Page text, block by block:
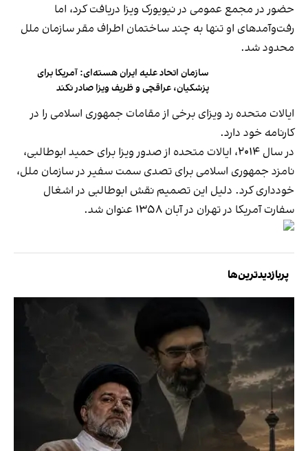
حضور در مجمع عمومی در نیویورک ویزا دریافت کرد، اما
رفت‌وآمدهای او تنها به چند ساختمان اطراف مقر سازمان ملل
محدود شد.
سازمان اتحاد علیه ایران هسته‌ای: آمریکا برای
پزشکیان، عراقچی و ظریف ویزا صادر نکند
ایالات متحده رد ویزای برخی از مقامات جمهوری اسلامی را در
کارنامه خود دارد.
در سال ۲۰۱۴، ایالات متحده از صدور ویزا برای حمید ابوطالبی،
نامزد جمهوری اسلامی برای تصدی سمت سفیر در سازمان ملل،
خودداری کرد. دلیل این تصمیم نقش ابوطالبی در اشغال
سفارت آمریکا در تهران در آبان ۱۳۵۸ عنوان شد.
پربازدیدترین‌ها